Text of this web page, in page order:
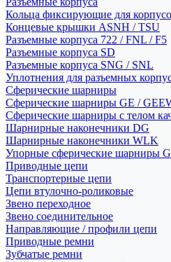
Кольца фиксирующие для
Концевые крышки ASNH / TSU
Разъемные корпуса 722 / FNL / F5
Разъемные корпуса SD
Разъемные корпуса SNG / SNL
Уплотнения для разъемных
Сферические шарниры
Сферические шарниры GE /
Сферические шарниры с телом
Шарнирные наконечники DG
Шарнирные наконечники WLK
Упорные сферические шарниры
Приводные цепи
Транспортерные цепи
Цепи втулочно-роликовые
Звено переходное
Звено соединительное
Направляющие / профили цепи
Приводные ремни
Зубчатые ремни